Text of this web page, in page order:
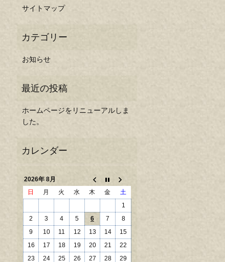
サイトマップ
お知らせ
ホームページをリニューアルしま
した。
2026年 8月
日
月 火 水 木 金
土
1
2
3 4 5 6 7
8
9
10 11 12 13 14
15
16
17 18 19 20 21
22
23
24 25 26 27 28 29